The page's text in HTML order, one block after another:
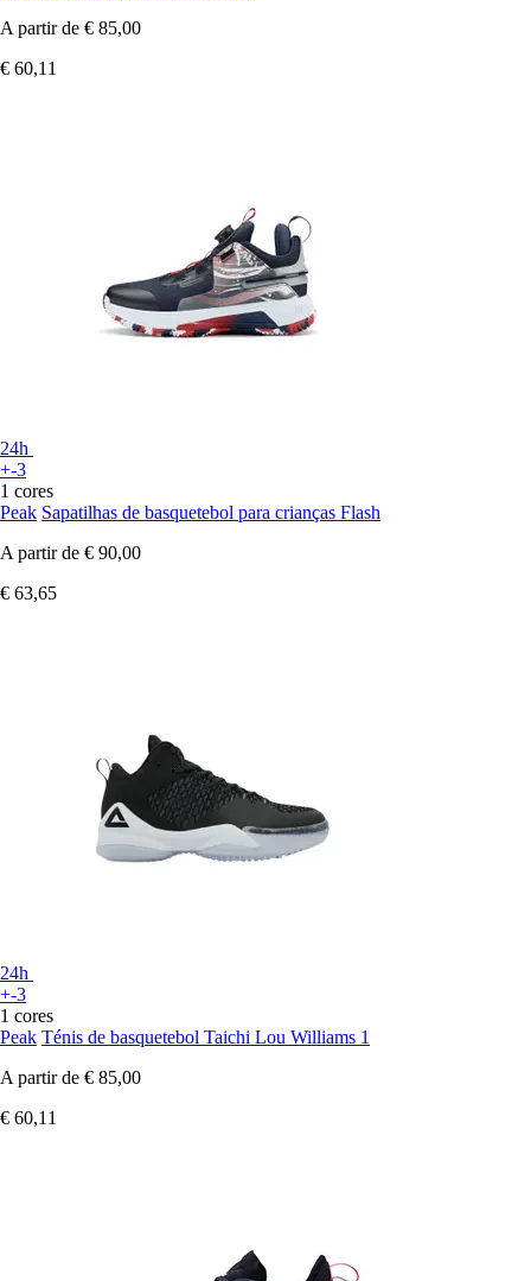
A partir de € 85,00
€ 60,11
24h
+-3
1 cores
Peak Sapatilhas de basquetebol para crianças Flash
A partir de € 90,00
€ 63,65
24h
+-3
1 cores
Peak Ténis de basquetebol Taichi Lou Williams 1
A partir de € 85,00
€ 60,11